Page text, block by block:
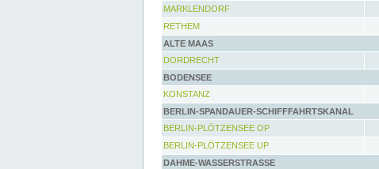
MARKLENDORF
RETHEM
ALTE MAAS
DORDRECHT
BODENSEE
KONSTANZ
BERLIN-SPANDAUER-SCHIFFFAHRTSKANAL
BERLIN-PLÖTZENSEE OP
BERLIN-PLÖTZENSEE UP
DAHME-WASSERSTRASSE